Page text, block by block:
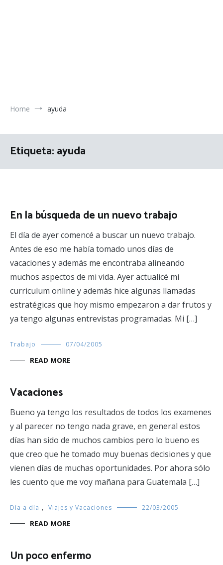
Home ayuda
Etiqueta:ayuda
En la búsqueda de un nuevo trabajo
El día de ayer comencé a buscar un nuevo trabajo.
Antes de eso me había tomado unos días de
vacaciones y además me encontraba alineando
muchos aspectos de mi vida. Ayer actualicé mi
curriculum online y además hice algunas llamadas
estratégicas que hoy mismo empezaron a dar frutos y
ya tengo algunas entrevistas programadas. Mi […]
Trabajo 07/04/2005
READ MORE
Vacaciones
Bueno ya tengo los resultados de todos los examenes
y al parecer no tengo nada grave, en general estos
días han sido de muchos cambios pero lo bueno es
que creo que he tomado muy buenas decisiones y que
vienen días de muchas oportunidades. Por ahora sólo
les cuento que me voy mañana para Guatemala […]
Día a día , Viajes y Vacaciones 22/03/2005
READ MORE
Un poco enfermo